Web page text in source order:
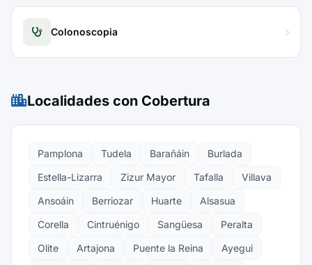
Colonoscopia
Localidades con Cobertura
Pamplona Tudela Barañáin
Burlada
Estella-Lizarra
Zizur Mayor Tafalla
Villava
Ansoáin
Berriozar Huarte
Alsasua
Corella
Cintruénigo Sangüesa
Peralta
Olite
Artajona Puente la Reina
Ayegui